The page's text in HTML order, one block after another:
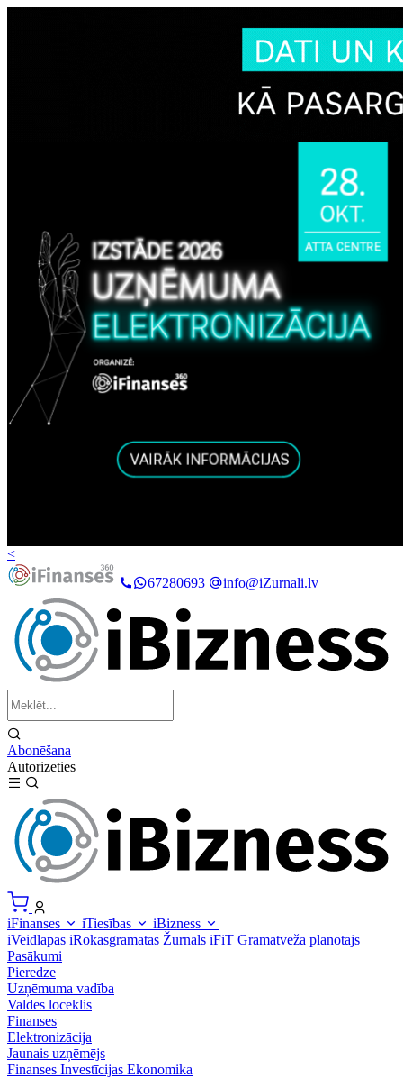
<
67280693
info@iZurnali.lv
Abonēšana
Autorizēties
iFinanses iTiesības
iBizness
iVeidlapas iRokasgrāmatas Žurnāls iFiT Grāmatveža plānotājs
Pasākumi
Pieredze
Uzņēmuma vadība
Valdes loceklis
Finanses
Elektronizācija
Jaunais uzņēmējs
Finanses Investīcijas Ekonomika